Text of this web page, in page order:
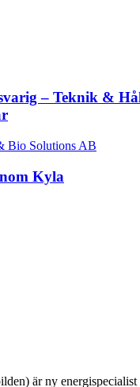
– Teknik &
Bio Solutions AB
Kyla
är ny